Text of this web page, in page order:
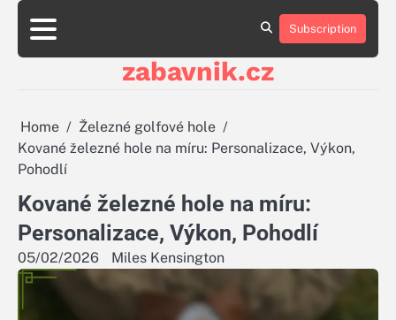
Skip
content
About
Contact
Cookie
Privacy
Sitemap
Terms
Conditions
Subscription
zabavnik.cz
Home
Železné golfové hole
Kované železné hole na míru: Personalizace, Výkon,
Pohodlí
Kované železné hole na míru:
Personalizace, Výkon, Pohodlí
05/02/2026 Miles Kensington